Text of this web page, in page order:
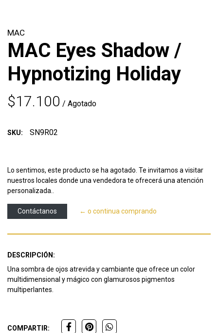
MAC
MAC Eyes Shadow /
Hypnotizing Holiday
$17.100 / Agotado
SKU: SN9R02
Lo sentimos, este producto se ha agotado. Te invitamos a visitar
nuestros locales donde una vendedora te ofrecerá una atención
personalizada..
Contáctanos ← o continua comprando
DESCRIPCIÓN:
Una sombra de ojos atrevida y cambiante que ofrece un color
multidimensional y mágico con glamurosos pigmentos
multiperlantes.
COMPARTIR: